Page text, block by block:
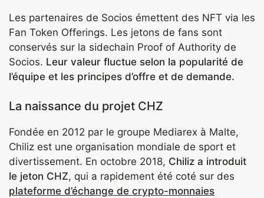
Les partenaires de Socios émettent des NFT via les
Fan Token Offerings. Les jetons de fans sont
conservés sur la sidechain Proof of Authority de
Socios. Leur valeur fluctue selon la popularité de
l’équipe et les principes d’offre et de demande.
La naissance du projet CHZ
Fondée en 2012 par le groupe Mediarex à Malte,
Chiliz est une organisation mondiale de sport et
divertissement. En octobre 2018, Chiliz a introduit
le jeton CHZ, qui a rapidement été coté sur des
plateforme d’échange de crypto-monnaies